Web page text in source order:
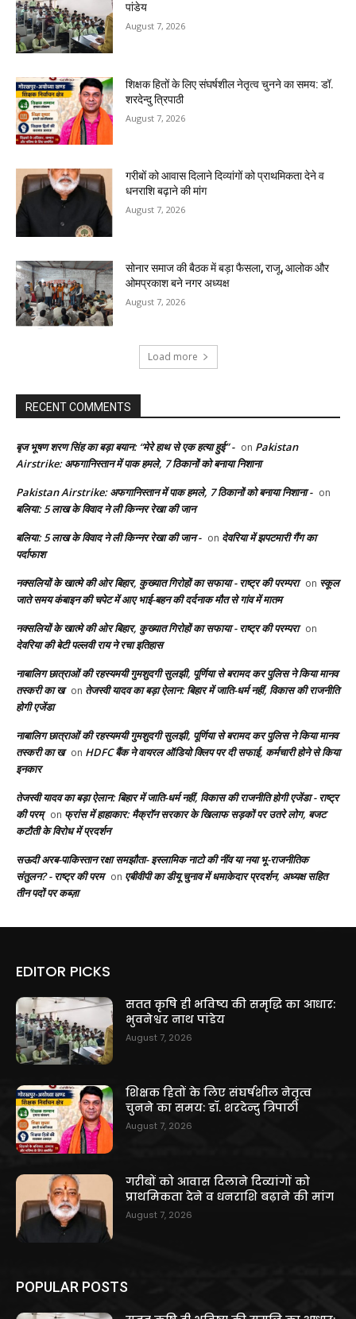
पांडेय
August 7, 2026
शिक्षक हितों के लिए संघर्षशील नेतृत्व चुनने का समय: डॉ.
शरदेन्दु त्रिपाठी
August 7, 2026
गरीबों को आवास दिलाने दिव्यांगों को प्राथमिकता देने व
धनराशि बढ़ाने की मांग
August 7, 2026
सोनार समाज की बैठक में बड़ा फैसला, राजू, आलोक और
ओमप्रकाश बने नगर अध्यक्ष
August 7, 2026
Load more
RECENT COMMENTS
बृज भूषण शरण सिंह का बड़ा बयान: “मेरे हाथ से एक हत्या हुई” - on Pakistan
Airstrike: अफगानिस्तान में पाक हमले, 7 ठिकानों को बनाया निशाना
Pakistan Airstrike: अफगानिस्तान में पाक हमले, 7 ठिकानों को बनाया निशाना - on
बलिया: 5 लाख के विवाद ने ली किन्नर रेखा की जान
बलिया: 5 लाख के विवाद ने ली किन्नर रेखा की जान - on देवरिया में झपटमारी गैंग का
पर्दाफाश
नक्सलियों के खात्मे की ओर बिहार, कुख्यात गिरोहों का सफाया - राष्ट्र की परम्परा on स्कूल
जाते समय कंबाइन की चपेट में आए भाई-बहन की दर्दनाक मौत से गांव में मातम
नक्सलियों के खात्मे की ओर बिहार, कुख्यात गिरोहों का सफाया - राष्ट्र की परम्परा on
देवरिया की बेटी पल्लवी राय ने रचा इतिहास
नाबालिग छात्राओं की रहस्यमयी गुमशुदगी सुलझी, पूर्णिया से बरामद कर पुलिस ने किया मानव
तस्करी का ख on तेजस्वी यादव का बड़ा ऐलान: बिहार में जाति-धर्म नहीं, विकास की राजनीति
होगी एजेंडा
नाबालिग छात्राओं की रहस्यमयी गुमशुदगी सुलझी, पूर्णिया से बरामद कर पुलिस ने किया मानव
तस्करी का ख on HDFC बैंक ने वायरल ऑडियो क्लिप पर दी सफाई, कर्मचारी होने से किया
इनकार
तेजस्वी यादव का बड़ा ऐलान: बिहार में जाति-धर्म नहीं, विकास की राजनीति होगी एजेंडा - राष्ट्र
की परम् on फ्रांस में हाहाकार: मैक्रॉन सरकार के खिलाफ सड़कों पर उतरे लोग, बजट
कटौती के विरोध में प्रदर्शन
सऊदी अरब-पाकिस्तान रक्षा समझौता- इस्लामिक नाटो की नींव या नया भू-राजनीतिक
संतुलन? - राष्ट्र की परम on एबीवीपी का डीयू चुनाव में धमाकेदार प्रदर्शन, अध्यक्ष सहित
तीन पदों पर कब्ज़ा
EDITOR PICKS
सतत कृषि ही भविष्य की समृद्धि का आधार:
भुवनेश्वर नाथ पांडेय
August 7, 2026
शिक्षक हितों के लिए संघर्षशील नेतृत्व
चुनने का समय: डॉ. शरदेन्दु त्रिपाठी
August 7, 2026
गरीबों को आवास दिलाने दिव्यांगों को
प्राथमिकता देने व धनराशि बढ़ाने की मांग
August 7, 2026
POPULAR POSTS